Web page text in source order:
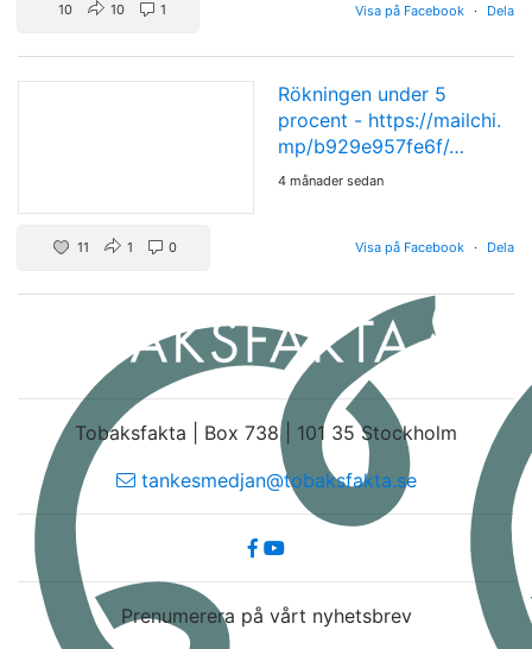
Visa på Facebook · Dela
10 10 1
Rökningen under 5
procent - https://mailchi.
mp/b929e957fe6f/…
4 månader sedan
Visa på Facebook · Dela
11 1 0
Tobaksfakta | Box 738 | 101 35 Stockholm
tankesmedjan@tobaksfakta.se
Prenumerera på vårt nyhetsbrev